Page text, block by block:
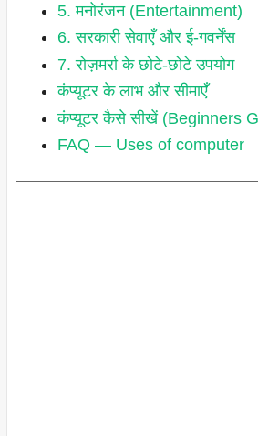
5. मनोरंजन (Entertainment)
6. सरकारी सेवाएँ और ई-गवर्नेंस
7. रोज़मर्रा के छोटे-छोटे उपयोग
कंप्यूटर के लाभ और सीमाएँ
कंप्यूटर कैसे सीखें (Beginners
FAQ — Uses of computer